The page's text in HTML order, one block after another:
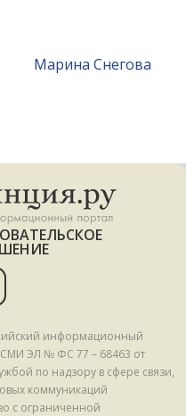
Mарина Снегова
информационный
СМИ ЭЛ № ФС 77 – 68463 от
по надзору в сфере связи,
коммуникаций
с ограниченной